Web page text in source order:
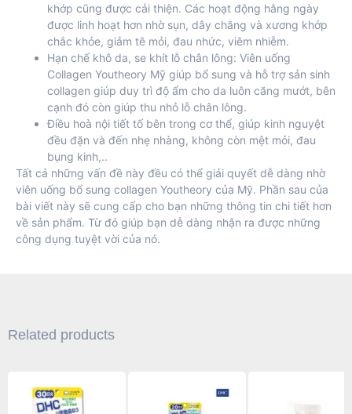
khớp cũng được cải thiện. Các hoạt động hằng ngày
được linh hoạt hơn nhờ sụn, dây chằng và xương khớp
chắc khỏe, giảm tê mỏi, đau nhức, viêm nhiễm.
Hạn chế khô da, se khít lỗ chân lông: Viên uống
Collagen Youtheory Mỹ giúp bổ sung và hỗ trợ sản sinh
collagen giúp duy trì độ ẩm cho da luôn căng mướt, bên
cạnh đó còn giúp thu nhỏ lỗ chân lông.
Điều hoà nội tiết tố bên trong cơ thể, giúp kinh nguyệt
đều đặn và đến nhẹ nhàng, không còn mệt mỏi, đau
bụng kinh,..
Tất cả những vấn đề này đều có thể giải quyết dễ dàng nhờ
viên uống bổ sung collagen Youtheory của Mỹ. Phần sau của
bài viết này sẽ cung cấp cho bạn những thông tin chi tiết hơn
về sản phẩm. Từ đó giúp bạn dễ dàng nhận ra được những
công dụng tuyệt vời của nó.
Related products